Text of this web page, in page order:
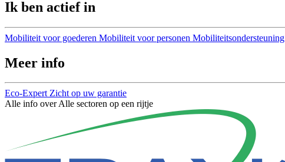
Ik ben actief in
Mobiliteit voor goederen Mobiliteit voor personen Mobiliteitsondersteuning
Meer info
Eco-Expert Zicht op uw garantie
Alle info over Alle sectoren op een rijtje